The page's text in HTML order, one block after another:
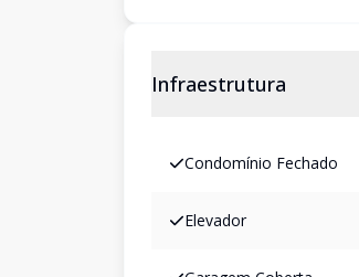
Infraestrutura
Condomínio Fechado
Elevador